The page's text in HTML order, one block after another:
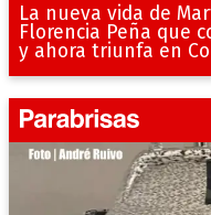
La nueva vida de
Florencia Peña que
y ahora triunfa en